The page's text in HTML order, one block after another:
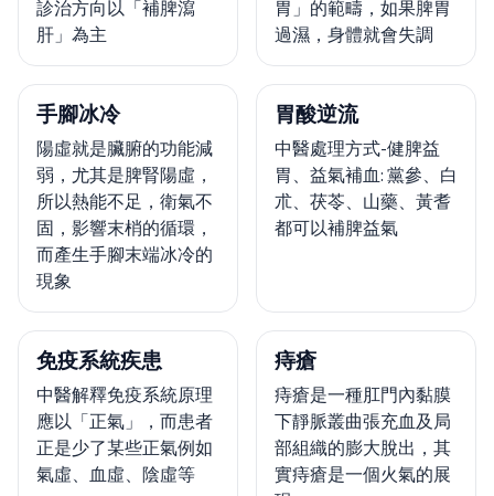
診治方向以「補脾瀉
肝」為主
胃」的範疇，如果脾胃
過濕，身體就會失調
手腳冰冷
陽虛就是臟腑的功能減
弱，尤其是脾腎陽虛，
所以熱能不足，衛氣不
固，影響末梢的循環，
而產生手腳末端冰冷的
現象
胃酸逆流
中醫處理方式-健脾益
胃、益氣補血: 黨參、白
朮、茯苓、山藥、黃耆
都可以補脾益氣
免疫系統疾患
中醫解釋免疫系統原理
應以「正氣」，而患者
正是少了某些正氣例如
氣虛、血虛、陰虛等
痔瘡
痔瘡是一種肛門內黏膜
下靜脈叢曲張充血及局
部組織的膨大脫出，其
實痔瘡是一個火氣的展